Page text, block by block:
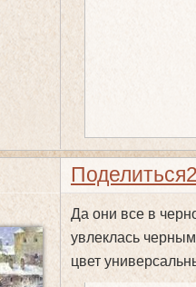
Поделиться
Да они все в
увлеклась
цвет